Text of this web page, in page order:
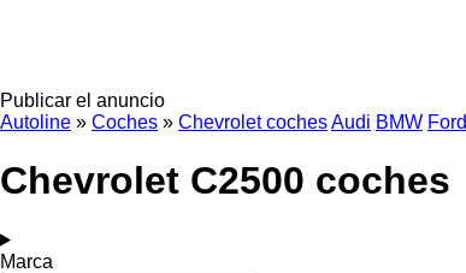
Publicar el anuncio
Autoline » Coches » Chevrolet cochesAudi BMW Ford
Chevrolet C2500 coches
Marca